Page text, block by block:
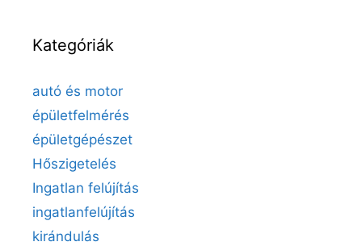
Kategóriák
autó és motor
épületfelmérés
épületgépészet
Hőszigetelés
Ingatlan felújítás
ingatlanfelújítás
kirándulás